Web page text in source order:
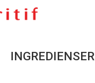
INGREDIENSER